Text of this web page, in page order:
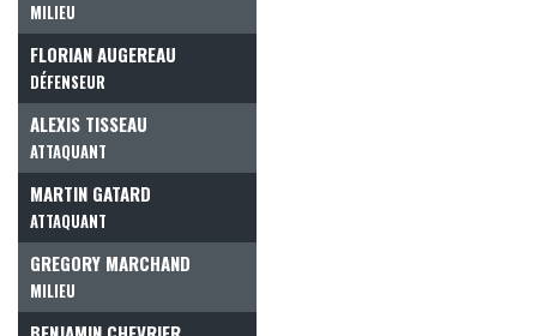
MILIEU
FLORIAN AUGEREAU
DÉFENSEUR
ALEXIS TISSEAU
ATTAQUANT
MARTIN GATARD
ATTAQUANT
GREGORY MARCHAND
MILIEU